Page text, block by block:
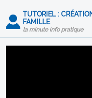
TUTORIEL :
FAMILLE
la minute info pratique